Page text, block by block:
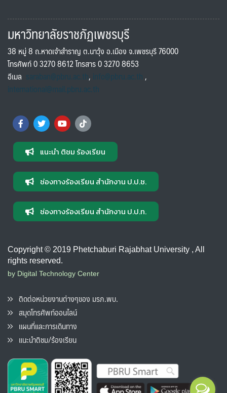
มหาวิทยาลัยราชภัฏเพชรบุรี
38 หมู่ 8 ถ.หาดเจ้าสำราญ ต.นาวุ้ง อ.เมือง จ.เพชรบุรี 76000
โทรศัพท์ 0 3270 8612 โทรสาร 0 3270 8653
อีเมล saraban@pbru.ac.th, info@pbru.ac.th,
international@mail.pbru.ac.th
แนะนำ ติชม ร้องเรียน
ช่องทางร้องเรียน สำนักงาน ป.ป.ช.
ช่องทางร้องเรียน สำนักงาน ป.ป.ท.
Copyright © 2019 Phetchaburi Rajabhat University , All
rights reserved.
by Digital Technology Center
ติดต่อหน่วยงานต่างๆของ มรภ.พบ.
สมุดโทรศัพท์ออนไลน์
แผนที่และการเดินทาง
แนะนำติชม/ร้องเรียน